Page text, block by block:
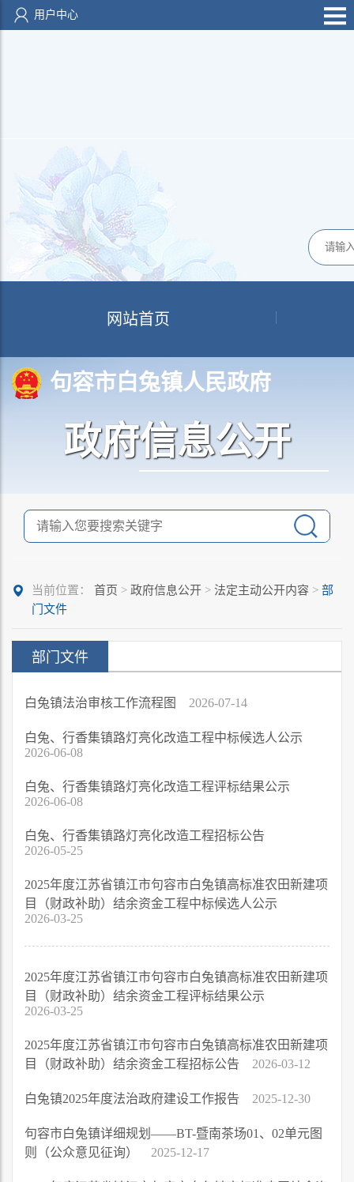
用户中心
网站首页
句容市白兔镇人民政府
政府信息公开
当前位置： 首页 > 政府信息公开 > 法定主动公开内容 > 部
门文件
部门文件
白兔镇法治审核工作流程图 2026-07-14
白兔、行香集镇路灯亮化改造工程中标候选人公示
2026-06-08
白兔、行香集镇路灯亮化改造工程评标结果公示
2026-06-08
白兔、行香集镇路灯亮化改造工程招标公告
2026-05-25
2025年度江苏省镇江市句容市白兔镇高标准农田新建项
目（财政补助）结余资金工程中标候选人公示
2026-03-25
2025年度江苏省镇江市句容市白兔镇高标准农田新建项
目（财政补助）结余资金工程评标结果公示
2026-03-25
2025年度江苏省镇江市句容市白兔镇高标准农田新建项
目（财政补助）结余资金工程招标公告
2026-03-12
白兔镇2025年度法治政府建设工作报告 2025-12-30
句容市白兔镇详细规划——BT-暨南茶场01、02单元图
则（公众意见征询）
2025-12-17